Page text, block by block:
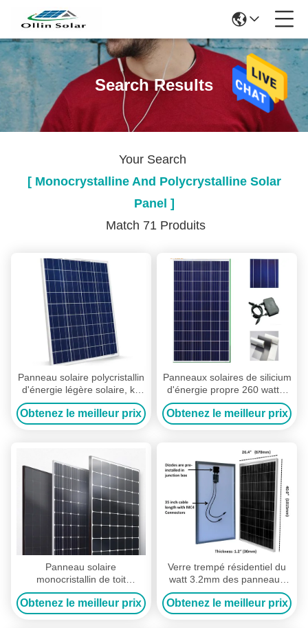
Search Results
Your Search
[ Monocrystalline And Polycrystalline Solar
Panel ]
Match 71 Produits
Panneau solaire polycristallin
d'énergie légère solaire, kit
de panneau solaire de 12v
80w
Obtenez le meilleur prix
Panneaux solaires de silicium
d'énergie propre 260 watts,
panneaux solaires noirs de
système domestique
Obtenez le meilleur prix
Panneau solaire
monocristallin de toit
résidentiel 260 watts avec
anti- le revêtement réfléchi
Obtenez le meilleur prix
Verre trempé résidentiel du
watt 3.2mm des panneaux
solaires 100 de silicium de
Tpt Backsheet
Obtenez le meilleur prix